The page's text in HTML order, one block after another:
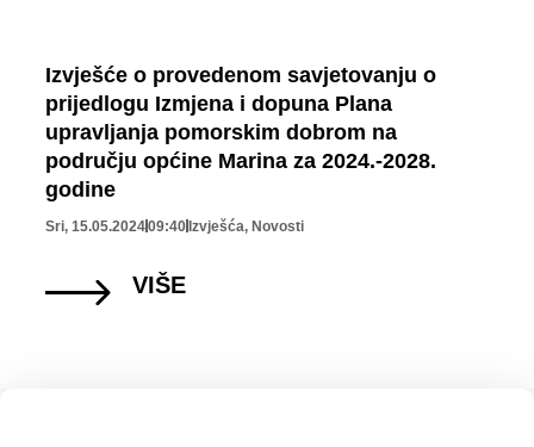
Izvješće o provedenom savjetovanju o
prijedlogu Izmjena i dopuna Plana
upravljanja pomorskim dobrom na
području općine Marina za 2024.-2028.
godine
Sri, 15.05.202409:40Izvješća, Novosti
VIŠE